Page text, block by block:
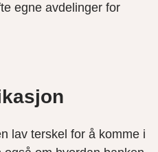
egne avdelinger for
lav terskel for å komme i